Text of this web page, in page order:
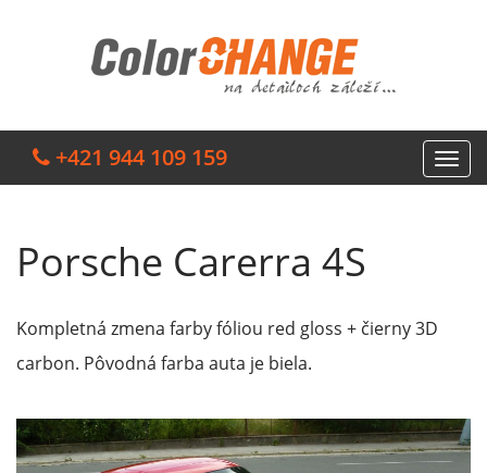
+421 944 109 159
Porsche Carerra 4S
Kompletná zmena farby fóliou red gloss + čierny 3D
carbon. Pôvodná farba auta je biela.